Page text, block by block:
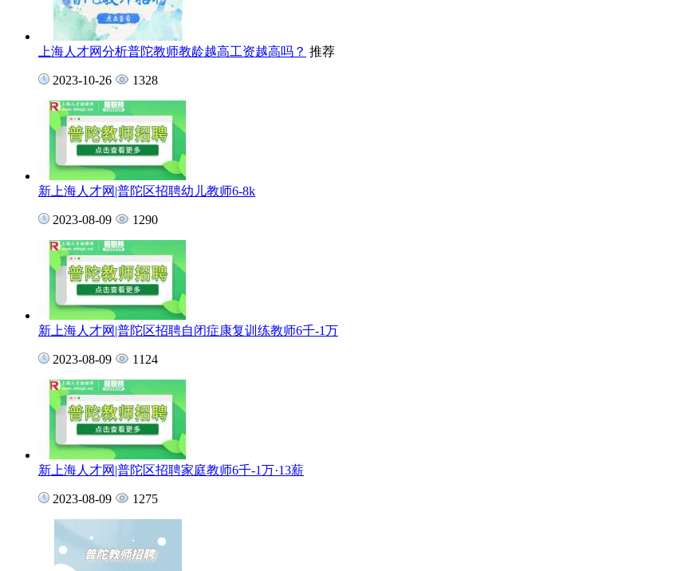
上海人才网分析普陀教师教龄越高工资越高吗？ 推荐
2023-10-26 1328
新上海人才网|普陀区招聘幼儿教师6-8k
2023-08-09 1290
新上海人才网|普陀区招聘自闭症康复训练教师6千-1万
2023-08-09 1124
新上海人才网|普陀区招聘家庭教师6千-1万·13薪
2023-08-09 1275